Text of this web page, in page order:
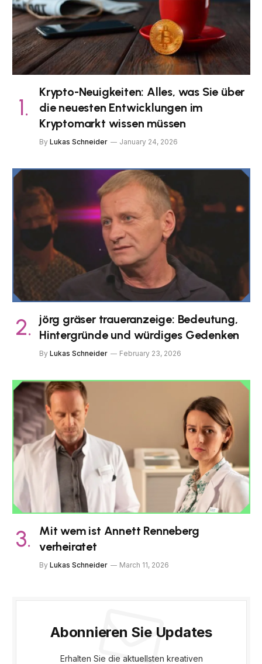
Krypto-Neuigkeiten: Alles, was Sie über
die neuesten Entwicklungen im
Kryptomarkt wissen müssen
By Lukas Schneider January 24, 2026
jörg gräser traueranzeige: Bedeutung,
Hintergründe und würdiges Gedenken
By Lukas Schneider February 23, 2026
Mit wem ist Annett Renneberg
verheiratet
By Lukas Schneider March 11, 2026
Abonnieren Sie Updates
Erhalten Sie die aktuellsten kreativen